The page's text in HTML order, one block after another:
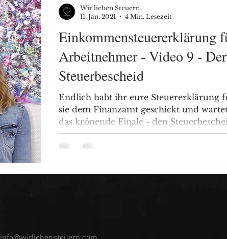
Einkommensteuererklärung
Arbeitnehmer - Video 9 - Der
Steuerbescheid
Endlich habt ihr eure Steuererklärung
sie dem Finanzamt geschickt und
das krönende Finale - den
Wir lieben Steuern
11. Jan. 2021
4 Min. Lesezeit